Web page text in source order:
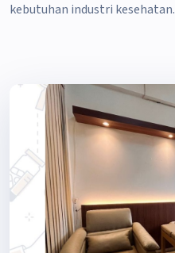
kebutuhan industri kesehatan.